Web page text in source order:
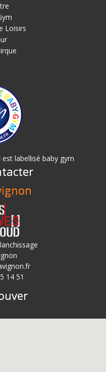
Loisirs
est labellisé baby gym
14 51